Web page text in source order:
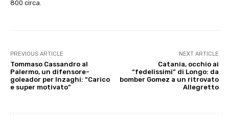
800 circa.
PREVIOUS ARTICLE
Tommaso Cassandro al
Palermo, un difensore-
goleador per Inzaghi: “Carico
e super motivato”
NEXT ARTICLE
Catania, occhio ai
“fedelissimi” di Longo: da
bomber Gomez a un ritrovato
Allegretto